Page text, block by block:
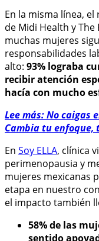
En la misma línea,
de Midi Health y
muchas mujeres
responsabilidades
alto: 93% lograba
recibir atención
hacía con mucho
Lee más: No caigas
Cambia tu
En Soy ELLA, clínica
perimenopausia y
mujeres mexicanas
etapa en nuestro
el impacto también
58% de las
sentido